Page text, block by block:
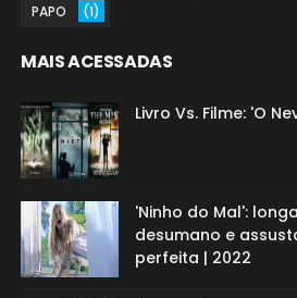
PAPO (1)
MAIS ACESSADAS
Livro Vs. Filme: 'O
'Ninho do Mal':
desumano e
perfeita | 2022